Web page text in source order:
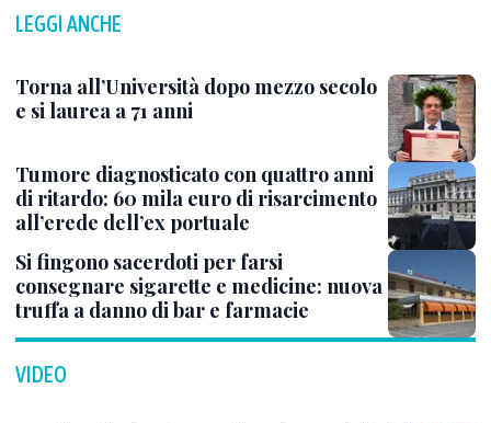
LEGGI ANCHE
Torna all’Università dopo mezzo secolo
e si laurea a 71 anni
Tumore diagnosticato con quattro anni
di ritardo: 60 mila euro di risarcimento
all’erede dell’ex portuale
Si fingono sacerdoti per farsi
consegnare sigarette e medicine: nuova
truffa a danno di bar e farmacie
VIDEO